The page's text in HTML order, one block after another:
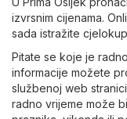
izvrsnim cijenama.
sada istražite
Pitate se koje je
informacije možete
službenoj web stranici
radno vrijeme može